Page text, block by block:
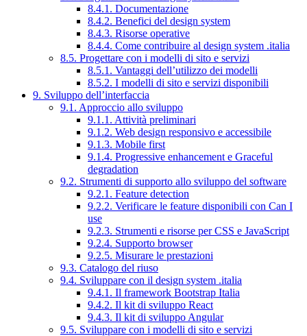
8.4.1. Documentazione
8.4.2. Benefici del design system
8.4.3. Risorse operative
8.4.4. Come contribuire al design system .italia
8.5. Progettare con i modelli di sito e servizi
8.5.1. Vantaggi dell’utilizzo dei modelli
8.5.2. I modelli di sito e servizi disponibili
9. Sviluppo dell’interfaccia
9.1. Approccio allo sviluppo
9.1.1. Attività preliminari
9.1.2. Web design responsivo e accessibile
9.1.3. Mobile first
9.1.4. Progressive enhancement e Graceful
degradation
9.2. Strumenti di supporto allo sviluppo del software
9.2.1. Feature detection
9.2.2. Verificare le feature disponibili con Can I
use
9.2.3. Strumenti e risorse per CSS e JavaScript
9.2.4. Supporto browser
9.2.5. Misurare le prestazioni
9.3. Catalogo del riuso
9.4. Sviluppare con il design system .italia
9.4.1. Il framework Bootstrap Italia
9.4.2. Il kit di sviluppo React
9.4.3. Il kit di sviluppo Angular
9.5. Sviluppare con i modelli di sito e servizi